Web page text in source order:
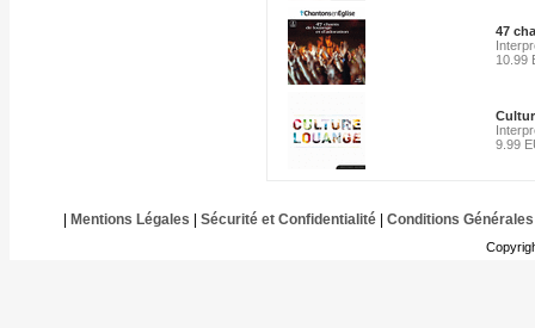
47
10.99
9.99
Mentions Légales Sécurité et Confidentialité| Conditions Générales